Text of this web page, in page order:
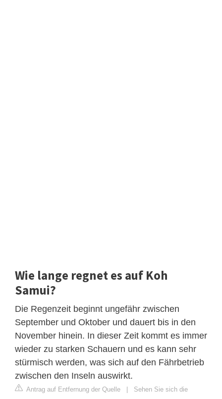
Wie lange regnet es auf Koh
Samui?
Die Regenzeit beginnt ungefähr zwischen
September und Oktober und dauert bis in den
November hinein. In dieser Zeit kommt es immer
wieder zu starken Schauern und es kann sehr
stürmisch werden, was sich auf den Fährbetrieb
zwischen den Inseln auswirkt.
Antrag auf Entfernung der Quelle | Sehen Sie sich die